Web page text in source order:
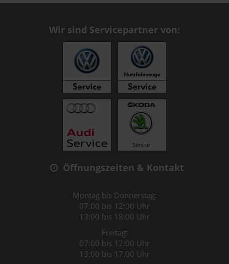
Wir sind Servicepartner von:
Öffnungszeiten & Kontakt
Montag bis Donnerstag:
07:00 bis 12:00 Uhr
13:00 bis 18:00 Uhr
Freitag:
07:00 bis 12:00 Uhr
13:00 bis 17:00 Uhr